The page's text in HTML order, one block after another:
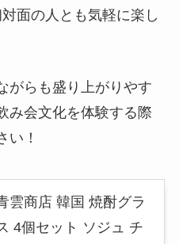
面の人とも気軽に楽し
がらも盛り上がりやす
み会文化を体験する際
い！
雲商店 韓国 焼酎グラ
4個セット ソジュ チ